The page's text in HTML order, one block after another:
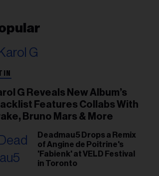
G Reveals New Album’s
Features Collabs With
Bruno Mars & More
Deadmau5 Drops a Remix
of Angine de Poitrine's
'Fabienk' at VELD Festival
in Toronto